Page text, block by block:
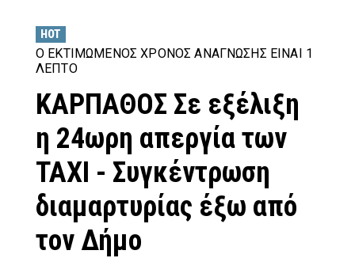
HOT
Ο ΕΚΤΙΜΏΜΕΝΟΣ ΧΡΌΝΟΣ ΑΝΆΓΝΩΣΗΣ ΕΊΝΑΙ 1
ΛΕΠΤΌ
ΚΑΡΠΑΘΟΣ Σε εξέλιξη
η 24ωρη απεργία των
ΤΑΧΙ - Συγκέντρωση
διαμαρτυρίας έξω από
τον Δήμο